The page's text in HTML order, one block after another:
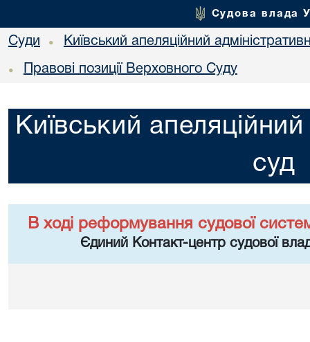
Судова влада
Суди • Київський апеляційний
• Правові позиції Верховного Суду
Київський
суд
В ході реформування судової
Єдиний Контакт-центр судової